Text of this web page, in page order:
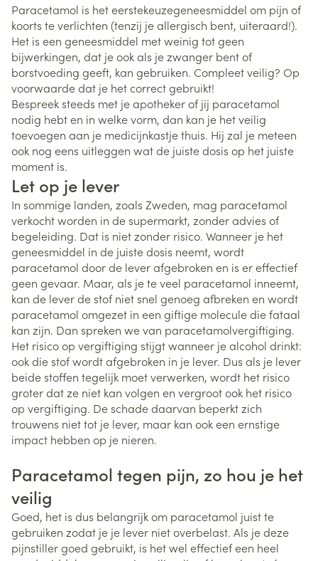
Paracetamol is het eerstekeuzegeneesmiddel om pijn of
koorts te verlichten (tenzij je allergisch bent, uiteraard!).
Het is een geneesmiddel met weinig tot geen
bijwerkingen, dat je ook als je zwanger bent of
borstvoeding geeft, kan gebruiken. Compleet veilig? Op
voorwaarde dat je het correct gebruikt!
Bespreek steeds met je apotheker of jij paracetamol
nodig hebt en in welke vorm, dan kan je het veilig
toevoegen aan je medicijnkastje thuis. Hij zal je meteen
ook nog eens uitleggen wat de juiste dosis op het juiste
moment is.
Let op je lever
In sommige landen, zoals Zweden, mag paracetamol
verkocht worden in de supermarkt, zonder advies of
begeleiding. Dat is niet zonder risico. Wanneer je het
geneesmiddel in de juiste dosis neemt, wordt
paracetamol door de lever afgebroken en is er effectief
geen gevaar. Maar, als je te veel paracetamol inneemt,
kan de lever de stof niet snel genoeg afbreken en wordt
paracetamol omgezet in een giftige molecule die fataal
kan zijn. Dan spreken we van paracetamolvergiftiging.
Het risico op vergiftiging stijgt wanneer je alcohol drinkt:
ook die stof wordt afgebroken in je lever. Dus als je lever
beide stoffen tegelijk moet verwerken, wordt het risico
groter dat ze niet kan volgen en vergroot ook het risico
op vergiftiging. De schade daarvan beperkt zich
trouwens niet tot je lever, maar kan ook een ernstige
impact hebben op je nieren.
Paracetamol tegen pijn, zo hou je het
veilig
Goed, het is dus belangrijk om paracetamol juist te
gebruiken zodat je je lever niet overbelast. Als je deze
pijnstiller goed gebruikt, is het wel effectief een heel